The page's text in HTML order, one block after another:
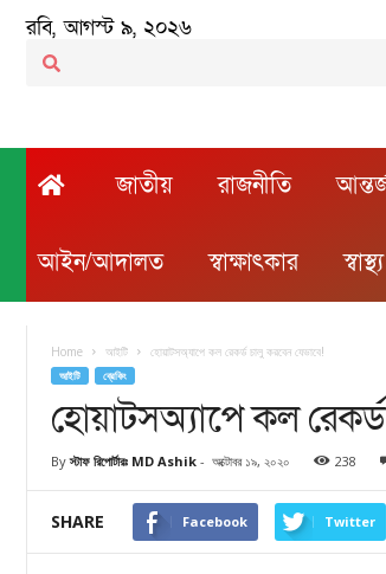
রবি, আগস্ট ৯, ২০২৬
জাতীয় রাজনীতি
আইন/আদালত স্বাক্ষাৎকার স্বাস্থ্য
Home আইটি হোয়াটসঅ্যাপে কল রেকর্ড চালু করবেন যেভাবে!
আইটি ব্রেকিং
হোয়াটসঅ্যাপে কল
By স্টাফ রিপোর্টারঃ MD Ashik - অক্টোবর ১৯, ২০২০ 238
SHARE Facebook Twitter